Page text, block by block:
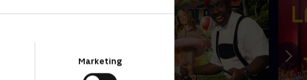
Marketing